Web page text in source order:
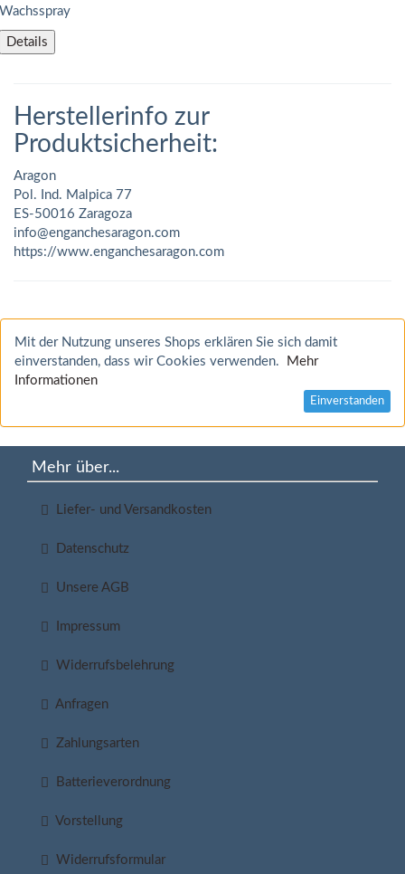
Wachsspray
Details
Herstellerinfo zur
Produktsicherheit:
Aragon
Pol. Ind. Malpica 77
ES-50016 Zaragoza
info@enganchesaragon.com
https://www.enganchesaragon.com
Mit der Nutzung unseres Shops erklären Sie sich damit
einverstanden, dass wir Cookies verwenden.
Mehr
Informationen
Einverstanden
Mehr über...
Liefer- und Versandkosten
Datenschutz
Unsere AGB
Impressum
Widerrufsbelehrung
Anfragen
Zahlungsarten
Batterieverordnung
Vorstellung
Widerrufsformular